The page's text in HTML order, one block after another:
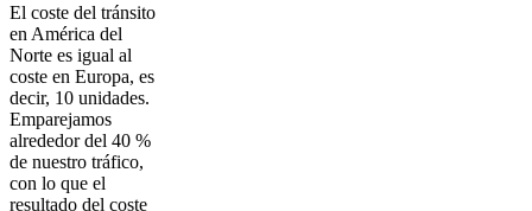
El coste del tránsito
en América del
Norte es igual al
coste en Europa, es
decir, 10 unidades.
Emparejamos
alrededor del 40 %
de nuestro tráfico,
con lo que el
resultado del coste